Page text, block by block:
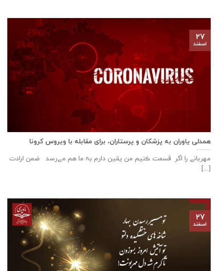
همدلی یاوران به پزشکان و پرستاران، برای مقابله با ویروس کرونا
مهربانے را اگر قسمت ڪنیم من یقین دارم بہ ما هم مےرسد ضمن ارادت
[...]
۲۷
اسفند
۲۷
اسفند